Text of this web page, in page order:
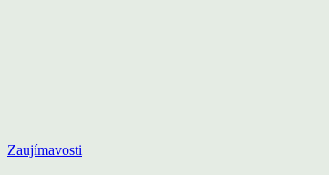
Zaujímavosti